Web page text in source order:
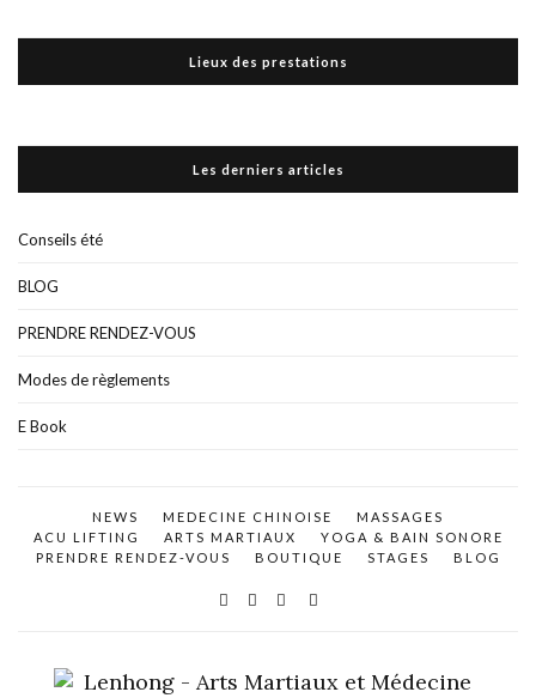
Lieux des prestations
Les derniers articles
Conseils été
BLOG
PRENDRE RENDEZ-VOUS
Modes de règlements
E Book
NEWS MEDECINE CHINOISE
MASSAGES
ACU LIFTING
ARTS MARTIAUX
YOGA & BAIN SONORE
PRENDRE RENDEZ-VOUS
BOUTIQUE STAGES BLOG